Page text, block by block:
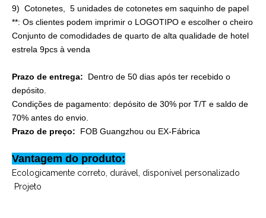
9) Cotonetes, 5 unidades de cotonetes em saquinho de papel
**: Os clientes podem imprimir o LOGOTIPO e escolher o cheiro
Conjunto de comodidades de quarto de alta qualidade de hotel
estrela 9pcs à venda
Prazo de entrega: Dentro de 50 dias após ter recebido o
depósito.
Condições de pagamento: depósito de 30% por T/T e saldo de
70% antes do envio.
Prazo de preço: FOB Guangzhou ou EX-Fábrica
Vantagem do produto:
Ecologicamente correto, durável, disponível personalizado
Projeto